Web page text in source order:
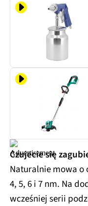
Czujecie się
Naturalnie mowa o
4, 5, 6 i 7 nm. Na
wcześniej serii